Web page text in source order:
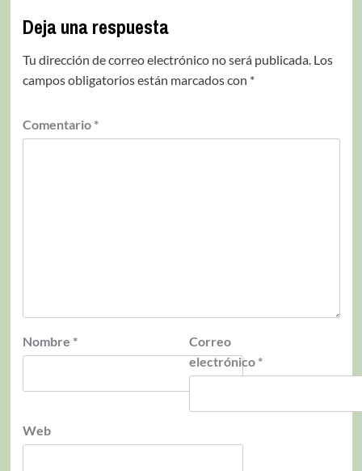
Deja una respuesta
Tu dirección de correo electrónico no será publicada. Los
campos obligatorios están marcados con *
Comentario *
Nombre *
Correo
electrónico *
Web